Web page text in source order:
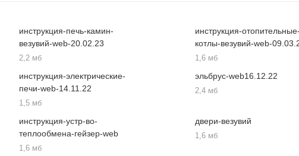
инструкция-печь-камин-
везувий-web-20.02.23
2,2 мб
инструкция-отопительные-
котлы-везувий-web-
1,6 мб
инструкция-электрические-
печи-web-14.11.22
1,5 мб
эльбруc-web16.12.22
2,4 мб
инструкция-устр-во-
теплообмена-гейзер-web
1,6 мб
двери-везувий
1,6 мб